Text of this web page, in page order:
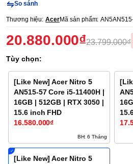
So sánh
Thương hiệu: AcerMã sản phẩm:
20.880.000₫23.799.000₫
Tùy chọn:
[Like New] Acer Nitro 5
AN515-57 Core i5-11400H |
16GB | 512GB | RTX 3050 |
15.6 inch FHD
16.580.000₫
BH: 6 Tháng
[Like New] Acer Nitro 5